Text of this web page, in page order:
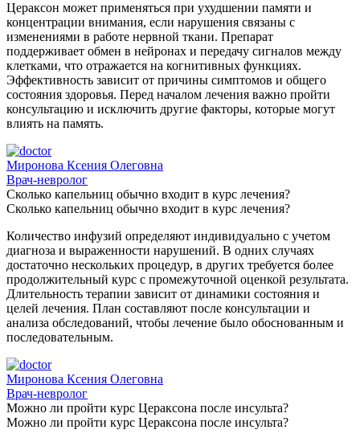
Цераксон может применяться при ухудшении памяти и
концентрации внимания, если нарушения связаны с
изменениями в работе нервной ткани. Препарат
поддерживает обмен в нейронах и передачу сигналов между
клетками, что отражается на когнитивных функциях.
Эффективность зависит от причины симптомов и общего
состояния здоровья. Перед началом лечения важно пройти
консультацию и исключить другие факторы, которые могут
влиять на память.
Миронова Ксения Олеговна
Врач-невролог
Сколько капельниц обычно входит в курс лечения?
Сколько капельниц обычно входит в курс лечения?
Количество инфузий определяют индивидуально с учетом
диагноза и выраженности нарушений. В одних случаях
достаточно нескольких процедур, в других требуется более
продолжительный курс с промежуточной оценкой результата.
Длительность терапии зависит от динамики состояния и
целей лечения. План составляют после консультации и
анализа обследований, чтобы лечение было обоснованным и
последовательным.
Миронова Ксения Олеговна
Врач-невролог
Можно ли пройти курс Цераксона после инсульта?
Можно ли пройти курс Цераксона после инсульта?